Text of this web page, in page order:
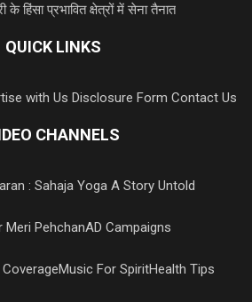
हिंसा प्रभावित क्षेत्रों में सेना तैनात
QUICK LINKS
with Us Disclosure Form Contact Us
CHANNELS
: Sahaja Yoga A Story Untold
Meri PehchanAD Campaigns
Music For SpiritHealth Tips